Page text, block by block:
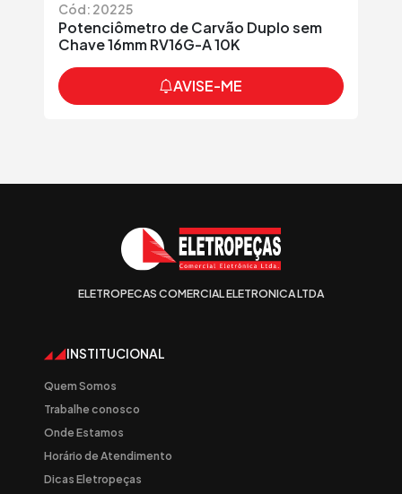
Cód: 20225
Potenciômetro de Carvão Duplo sem
Chave 16mm RV16G-A 10K
AVISE-ME
ELETROPECAS COMERCIAL ELETRONICA LTDA
INSTITUCIONAL
Quem Somos
Trabalhe conosco
Onde Estamos
Horário de Atendimento
Dicas Eletropeças